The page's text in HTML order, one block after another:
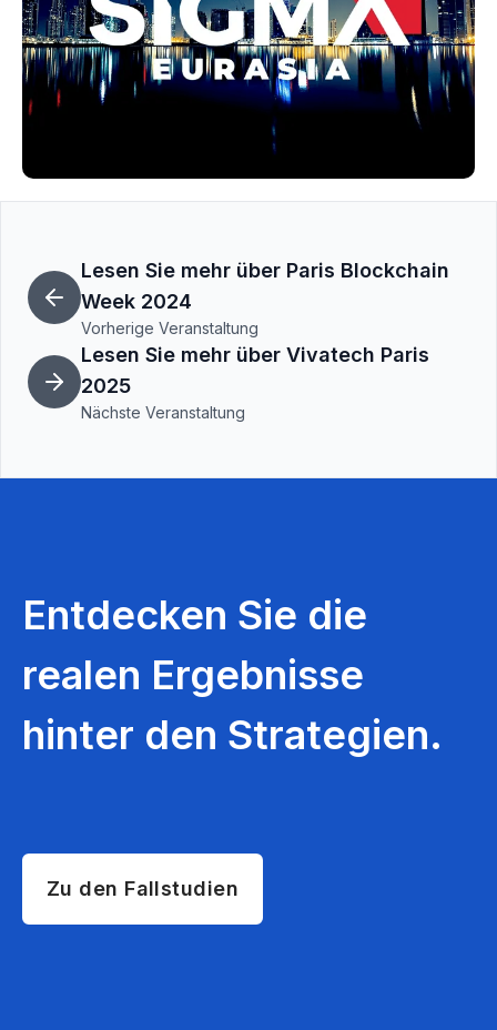
Lesen Sie mehr über Paris Blockchain
Week 2024
Vorherige Veranstaltung
Lesen Sie mehr über Vivatech Paris
2025
Nächste Veranstaltung
Entdecken Sie die
realen Ergebnisse
hinter den Strategien.
Zu den Fallstudien